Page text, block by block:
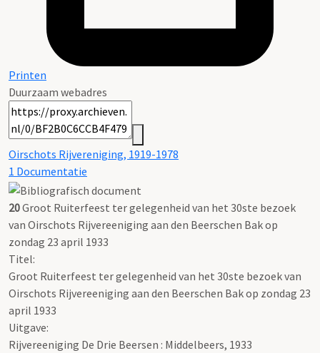
Printen
Duurzaam webadres
Oirschots Rijvereniging, 1919-1978
1 Documentatie
20Groot Ruiterfeest ter gelegenheid van het 30ste bezoek
van Oirschots Rijvereeniging aan den Beerschen Bak op
zondag 23 april 1933
Titel:
Groot Ruiterfeest ter gelegenheid van het 30ste bezoek van
Oirschots Rijvereeniging aan den Beerschen Bak op zondag 23
april 1933
Uitgave:
Rijvereeniging De Drie Beersen : Middelbeers, 1933